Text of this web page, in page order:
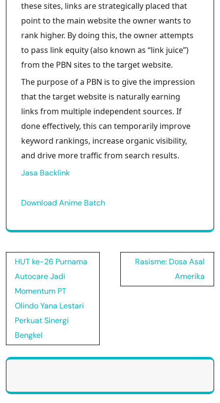
these sites, links are strategically placed that
point to the main website the owner wants to
rank higher. By doing this, the owner attempts
to pass link equity (also known as “link juice”)
from the PBN sites to the target website.
The purpose of a PBN is to give the impression
that the target website is naturally earning
links from multiple independent sources. If
done effectively, this can temporarily improve
keyword rankings, increase organic visibility,
and drive more traffic from search results.
Jasa Backlink
Download Anime Batch
Post
navigation
HUT ke-26 Purnama
Autocare Jadi
Momentum PT
Olindo Yana Lestari
Perkuat Sinergi
Bengkel
Rasisme: Dosa Asal
Amerika